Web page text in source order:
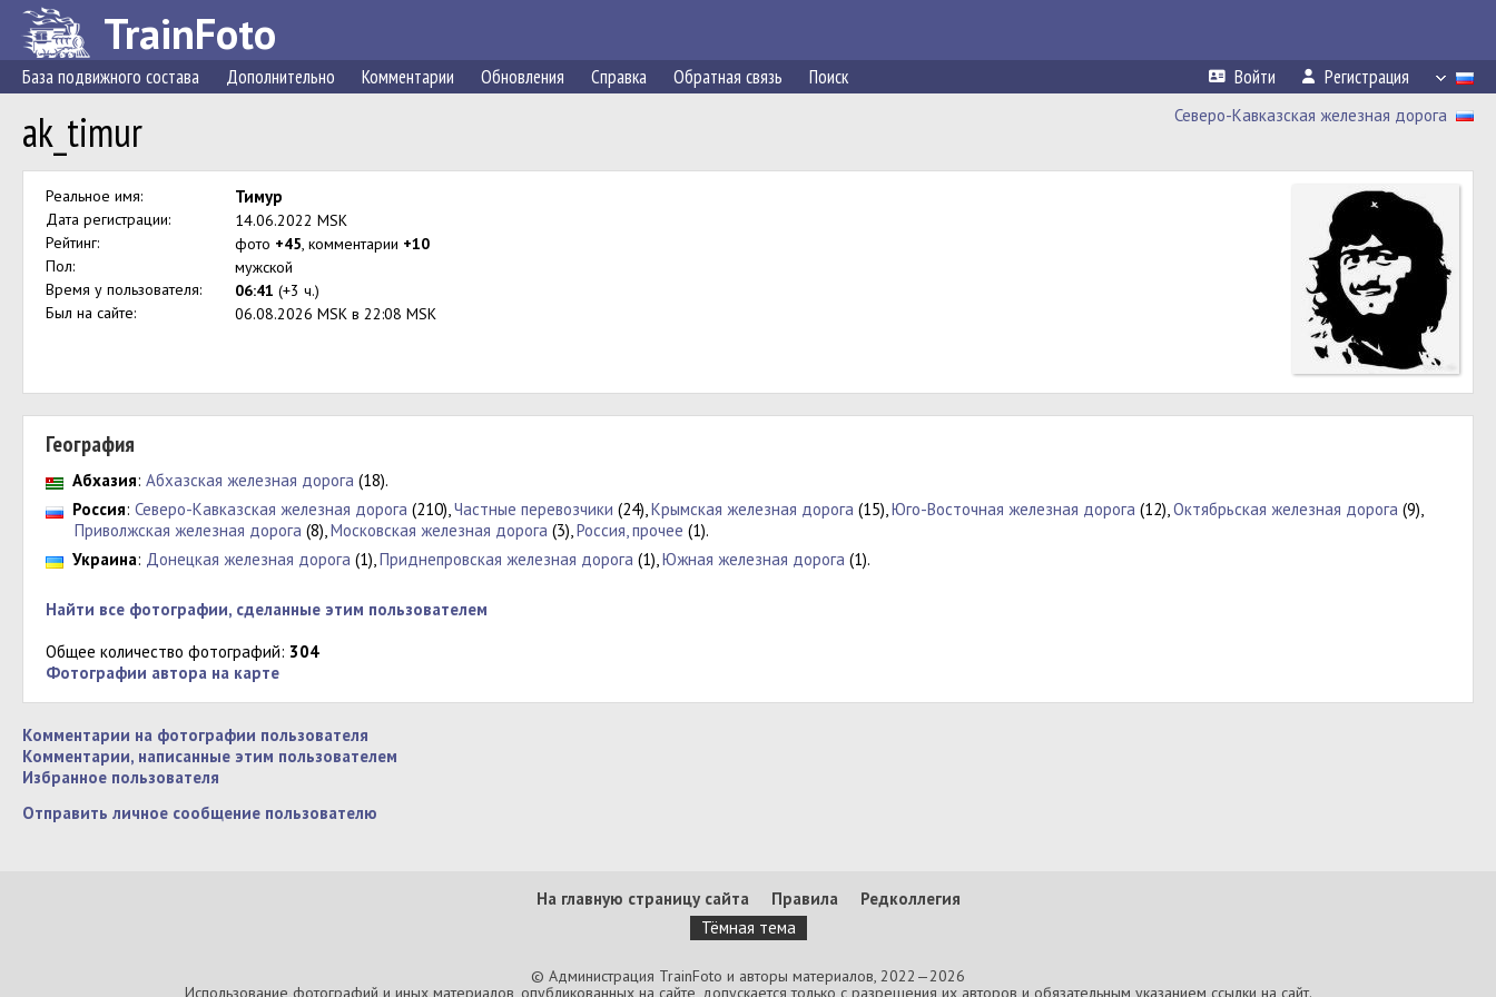
TrainFoto
База подвижного состава Дополнительно Комментарии Обновления Справка Обратная связь Поиск Войти Регистрация
Северо-Кавказская железная дорога
ak_timur
Реальное имя: Тимур
Дата регистрации:
14.06.2022 MSK
Рейтинг:
фото +45, комментарии +10
Пол:
мужской
Время у пользователя:
06:41 (+3 ч.)
Был на сайте:
06.08.2026 MSK в 22:08 MSK
География
Абхазия: Абхазская железная дорога (18).
Россия: Северо-Кавказская железная дорога (210),Частные перевозчики (24),Крымская железная дорога (15),Юго-Восточная железная дорога (12),Октябрьская железная дорога (9),
Приволжская железная дорога (8),Московская железная дорога (3),Россия, прочее (1).
Украина: Донецкая железная дорога (1),Приднепровская железная дорога (1),Южная железная дорога (1).
Найти все фотографии, сделанные этим пользователем
Общее количество фотографий: 304
Фотографии автора на карте
Комментарии на фотографии пользователя
Комментарии, написанные этим пользователем
Избранное пользователя
Отправить личное сообщение пользователю
На главную страницу сайта Правила
Редколлегия
Тёмная тема
© Администрация TrainFoto и авторы материалов, 2022—2026
Использование фотографий и иных материалов, опубликованных на сайте, допускается только с разрешения их авторов и обязательным указанием ссылки на сайт.